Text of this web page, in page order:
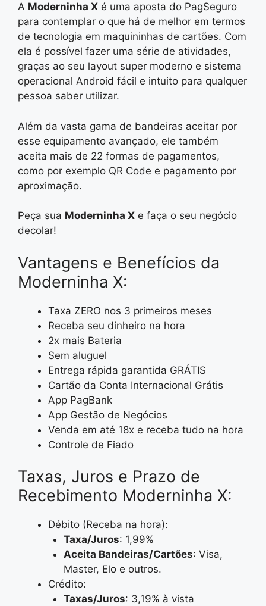
A Moderninha X é uma aposta do PagSeguro
para contemplar o que há de melhor em termos
de tecnologia em maquininhas de cartões. Com
ela é possível fazer uma série de atividades,
graças ao seu layout super moderno e sistema
operacional Android fácil e intuito para qualquer
pessoa saber utilizar.
Além da vasta gama de bandeiras aceitar por
esse equipamento avançado, ele também
aceita mais de 22 formas de pagamentos,
como por exemplo QR Code e pagamento por
aproximação.
Peça sua Moderninha X e faça o seu negócio
decolar!
Vantagens e Benefícios da
Moderninha X:
Taxa ZERO nos 3 primeiros meses
Receba seu dinheiro na hora
2x mais Bateria
Sem aluguel
Entrega rápida garantida GRÁTIS
Cartão da Conta Internacional Grátis
App PagBank
App Gestão de Negócios
Venda em até 18x e receba tudo na hora
Controle de Fiado
Taxas, Juros e Prazo de
Recebimento Moderninha X:
Débito (Receba na hora):
Taxa/Juros: 1,99%
Aceita Bandeiras/Cartões: Visa,
Master, Elo e outros.
Crédito:
Taxas/Juros: 3,19% à vista